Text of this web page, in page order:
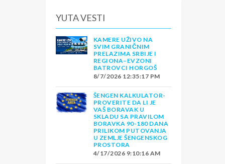
YUTA VESTI
KAMERE UŽIVO NA
SVIM GRANIČNIM
PRELAZIMA SRBIJE I
REGIONA–EVZONI
BATROVCI HORGOŠ
8/7/2026 12:35:17 PM
ŠENGEN KALKULATOR-
PROVERITE DA LI JE
VAŠ BORAVAK U
SKLADU SA PRAVILOM
BORAVKA 90-180 DANA
PRILIKOM PUTOVANJA
U ZEMLJE ŠENGENSKOG
PROSTORA
4/17/2026 9:10:16 AM